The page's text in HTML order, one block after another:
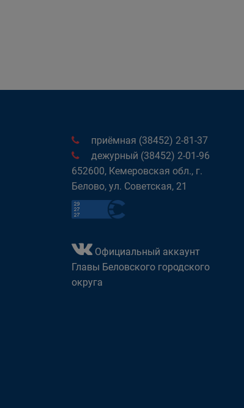
приёмная (38452) 2-81-37
дежурный (38452) 2-01-96
652600, Кемеровская обл., г.
Белово, ул. Советская, 21
Официальный аккаунт
Главы Беловского городского
округа